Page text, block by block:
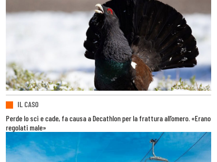
IL CASO
Perde lo sci e cade, fa causa a Decathlon per la frattura all’omero. «Erano
regolati male»